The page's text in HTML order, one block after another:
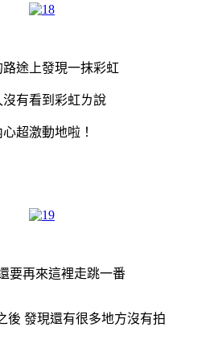
路途上發現一抹彩虹
沒有看到彩虹ㄌ說
心超激動地啦！
要再來這裡走跳一番
後 發現還有很多地方沒有拍